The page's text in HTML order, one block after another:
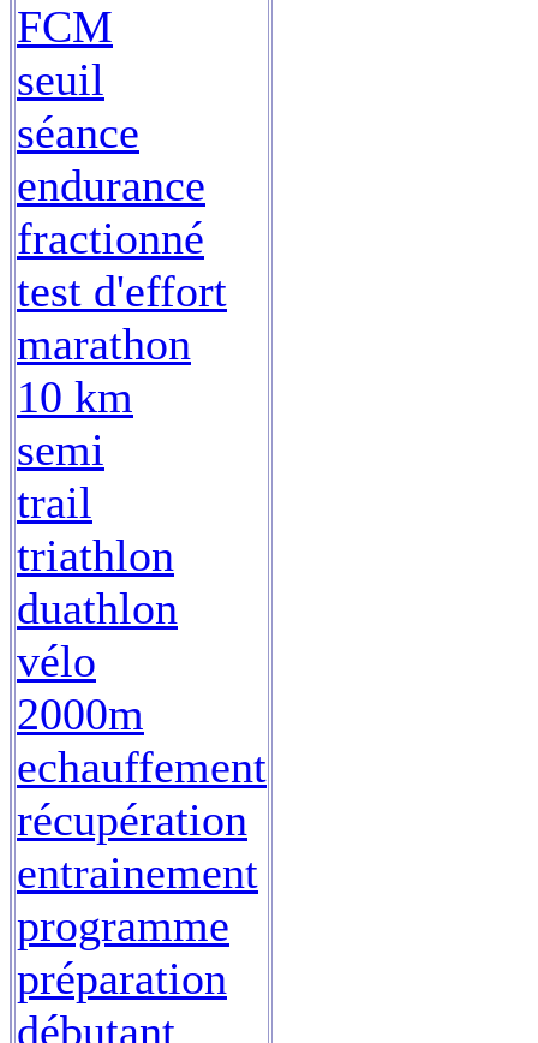
FCM
seuil
séance
endurance
fractionné
test d'effort
marathon
10 km
semi
trail
triathlon
duathlon
vélo
2000m
echauffement
récupération
entrainement
programme
préparation
débutant